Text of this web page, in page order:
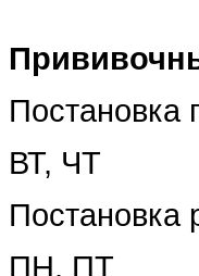
Постановка
ВТ, ЧТ
Постановка
ПН, ПТ